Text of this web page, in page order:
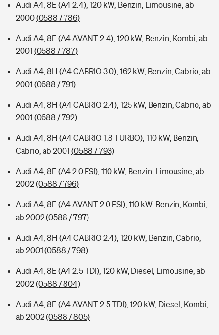
Audi A4, 8E (A4 2.4), 120 kW, Benzin, Limousine, ab
2000(0588 / 786)
Audi A4, 8E (A4 AVANT 2.4), 120 kW, Benzin, Kombi, ab
2001 (0588 / 787)
Audi A4, 8H (A4 CABRIO 3.0), 162 kW, Benzin, Cabrio, ab
2001 (0588 / 791)
Audi A4, 8H (A4 CABRIO 2.4), 125 kW, Benzin, Cabrio, ab
2001 (0588 / 792)
Audi A4, 8H (A4 CABRIO 1.8 TURBO), 110 kW, Benzin,
Cabrio, ab 2001 (0588 / 793)
Audi A4, 8E (A4 2.0 FSI), 110 kW, Benzin, Limousine, ab
2002(0588 / 796)
Audi A4, 8E (A4 AVANT 2.0 FSI), 110 kW, Benzin, Kombi,
ab 2002(0588 / 797)
Audi A4, 8H (A4 CABRIO 2.4), 120 kW, Benzin, Cabrio,
ab 2001 (0588 / 798)
Audi A4, 8E (A4 2.5 TDI), 120 kW, Diesel, Limousine, ab
2002(0588 / 804)
Audi A4, 8E (A4 AVANT 2.5 TDI), 120 kW, Diesel, Kombi,
ab 2002(0588 / 805)